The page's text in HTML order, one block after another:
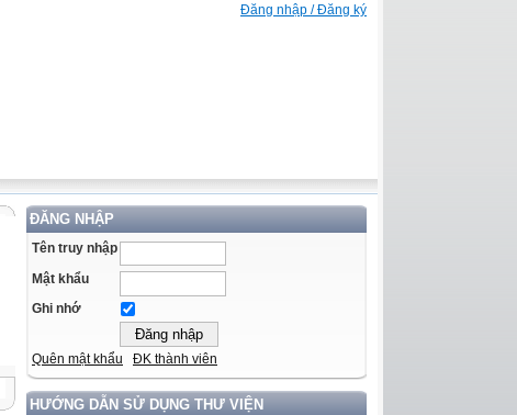
Đăng nhập / Đăng ký
ĐĂNG NHẬP
Tên truy nhập
Mật khẩu
Ghi nhớ
Quên mật khẩu ĐK thành viên
HƯỚNG DẪN SỬ DỤNG THƯ VIỆN